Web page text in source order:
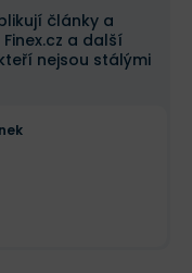
články a
a další
nejsou stálými